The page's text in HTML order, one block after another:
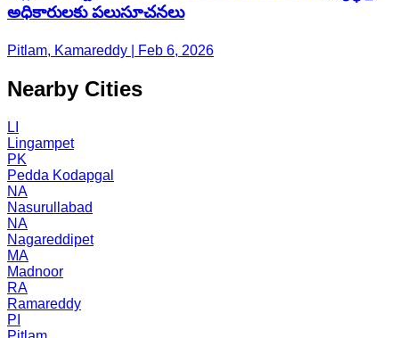
అధికారులకు పలుసూచనలు
Pitlam, Kamareddy | Feb 6, 2026
Nearby Cities
LI
Lingampet
PK
Pedda Kodapgal
NA
Nasurullabad
NA
Nagareddipet
MA
Madnoor
RA
Ramareddy
PI